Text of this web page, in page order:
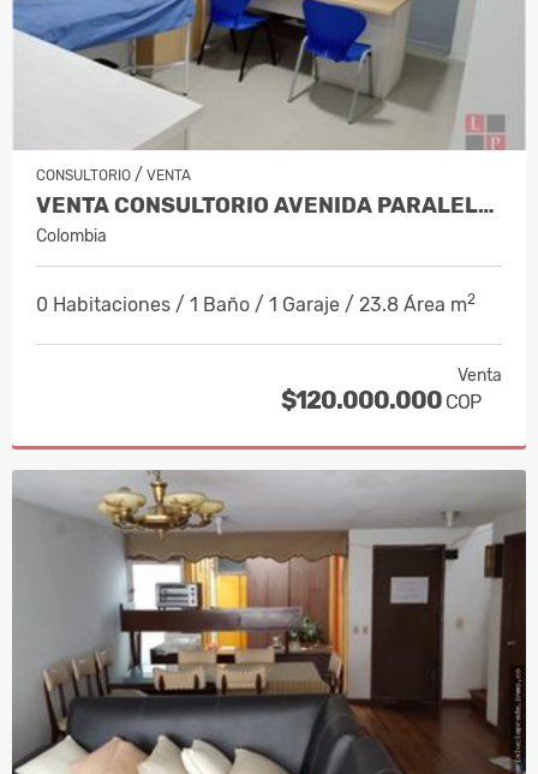
CONSULTORIO / VENTA
VENTA CONSULTORIO AVENIDA PARALELA MA…
Colombia
0 Habitaciones / 1 Baño / 1 Garaje / 23.8 Área m2
Venta
$120.000.000 COP